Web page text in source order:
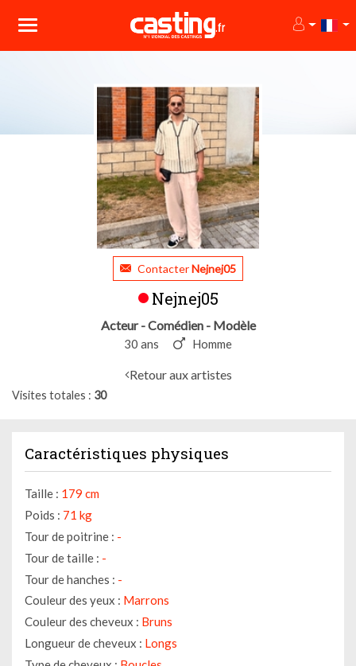
ContacterNejnej05
Nejnej05
Acteur - Comédien - Modèle
30 ans Homme
Retour aux artistes
Visites totales 30
Caractéristiques physiques
Taille : 179 cm
Poids : 71 kg
Tour de poitrine : -
Tour de taille : -
Tour de hanches : -
Couleur des yeux : Marrons
Couleur des cheveux : Bruns
Longueur de cheveux : Longs